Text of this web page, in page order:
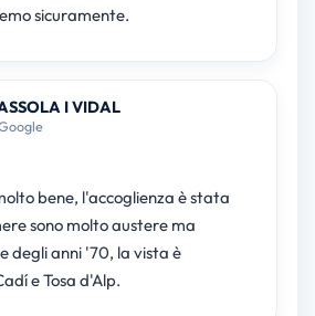
sicuramente.
I VIDAL
bene, l'accoglienza è stata
sono molto austere ma
degli anni '70, la vista è
e Tosa d'Alp.